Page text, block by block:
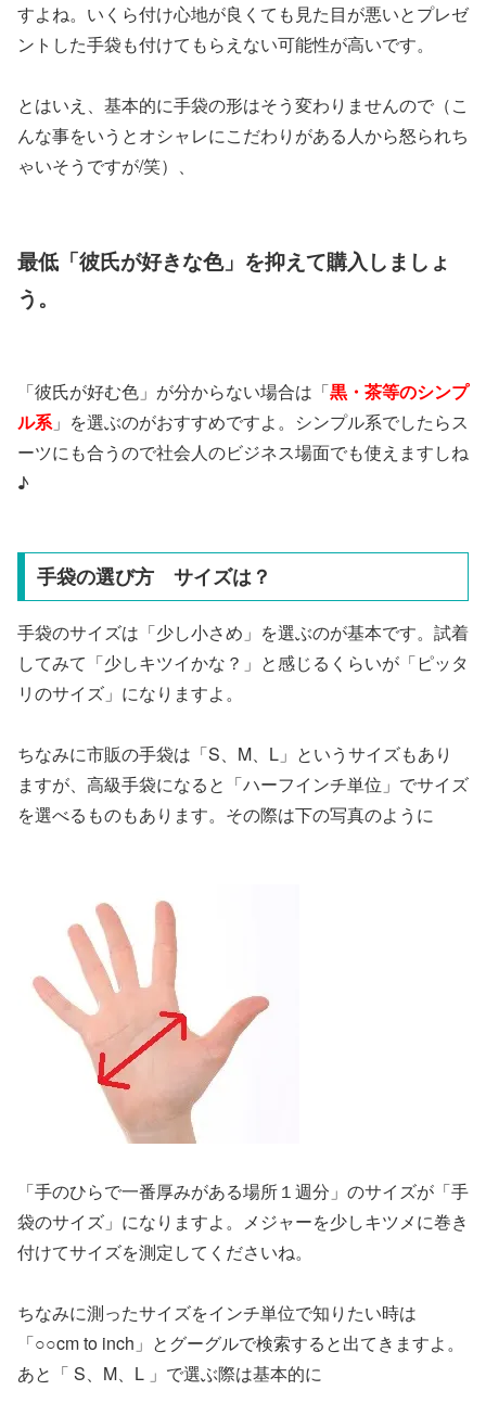
すよね。いくら付け心地が良くても見た目が悪いとプレゼ
ントした手袋も付けてもらえない可能性が高いです。
とはいえ、基本的に手袋の形はそう変わりませんので（こ
んな事をいうとオシャレにこだわりがある人から怒られち
ゃいそうですが/笑）、
最低「彼氏が好きな色」を抑えて購入しましょ
う。
「彼氏が好む色」が分からない場合は「黒・茶等のシンプ
ル系」を選ぶのがおすすめですよ。シンプル系でしたらス
ーツにも合うので社会人のビジネス場面でも使えますしね
♪
手袋の選び方 サイズは？
手袋のサイズは「少し小さめ」を選ぶのが基本です。試着
してみて「少しキツイかな？」と感じるくらいが「ピッタ
リのサイズ」になりますよ。
ちなみに市販の手袋は「S、M、L」というサイズもあり
ますが、高級手袋になると「ハーフインチ単位」でサイズ
を選べるものもあります。その際は下の写真のように
「手のひらで一番厚みがある場所１週分」のサイズが「手
袋のサイズ」になりますよ。メジャーを少しキツメに巻き
付けてサイズを測定してくださいね。
ちなみに測ったサイズをインチ単位で知りたい時は
「○○cm to inch」とグーグルで検索すると出てきますよ。
あと「 S、M、L 」で選ぶ際は基本的に